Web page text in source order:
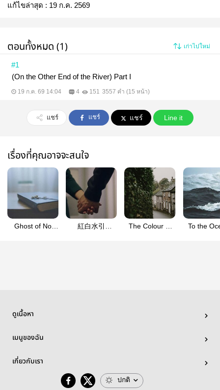
แก้ไขล่าสุด : 19 ก.ค. 2569
ตอนทั้งหมด (1) เก่าไปใหม่
#1
(On the Other End of the River) Part I
19 ก.ค. 69 14:04 4 151 3557 คำ (15 หน้า)
แชร์ แชร์ แชร์ Line it
เรื่องที่คุณอาจจะสนใจ
Ghost of No
紅白水引
The Colour of
To the
ดูเนื้อหา
เมนูของฉัน
เกี่ยวกับเรา
ปกติ